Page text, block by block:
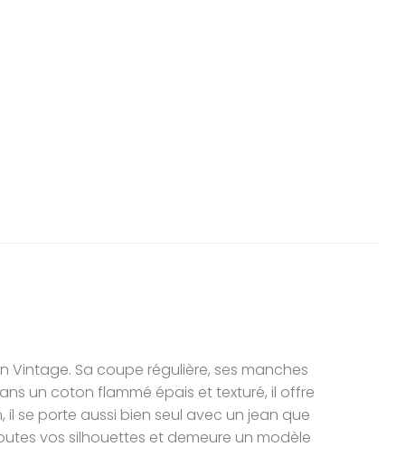
Vintage. Sa coupe régulière, ses manches
un coton flammé épais et texturé, il offre
se porte aussi bien seul avec un jean que
vos silhouettes et demeure un modèle